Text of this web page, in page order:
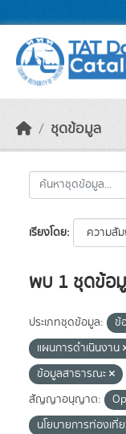
ชุดข้อมูล
เรียงโดย
พบ 1 ชุดข้อ
ประเภทชุดข้อมูล: ข้
แผนการดำเนินงาน
ข้อมูลสาธารณะ
สัญญาอนุญาต:
นโยบายการท่องเที่